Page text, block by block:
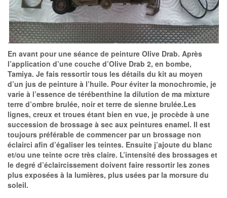
En avant pour une séance de peinture Olive Drab. Après
l’application d’une couche d’Olive Drab 2, en bombe,
Tamiya. Je fais ressortir tous les détails du kit au moyen
d’un jus de peinture à l’huile. Pour éviter la monochromie, je
varie à l’essence de térébenthine la dilution de ma mixture
terre d’ombre brulée, noir et terre de sienne brulée.Les
lignes, creux et troues étant bien en vue, je procède à une
succession de brossage à sec aux peintures enamel. Il est
toujours préférable de commencer par un brossage non
éclairci afin d’égaliser les teintes. Ensuite j’ajoute du blanc
et/ou une teinte ocre très claire. L’intensité des brossages et
le degré d’éclaircissement doivent faire ressortir les zones
plus exposées à la lumières, plus usées par la morsure du
soleil.